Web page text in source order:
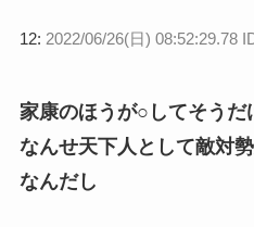
12: 2022/06/26(日) 08:52:29.78
家康のほうが○してそうだ
なんせ天下人として敵対
なんだし